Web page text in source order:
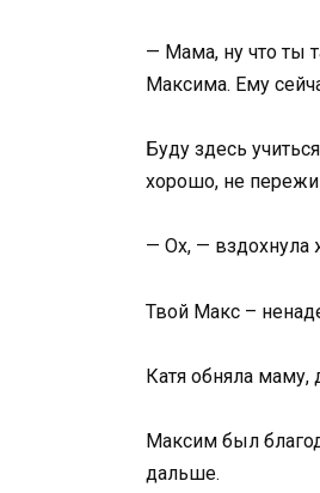
— Мама, ну что ты
Максима. Ему
Буду здесь
хорошо, не
— Ох, — вздохнула
Твой Макс –
Катя обняла маму,
Максим был
дальше.